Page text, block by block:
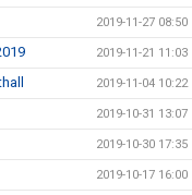
2019-11-27 08:50
2019-11-21 11:03
2019-11-04 10:22
2019-10-31 13:07
2019-10-30 17:35
2019-10-17 16:00